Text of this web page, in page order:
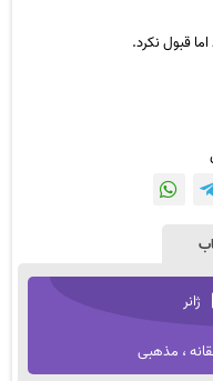
قبول نکرد.
ژانر
، مذهبی